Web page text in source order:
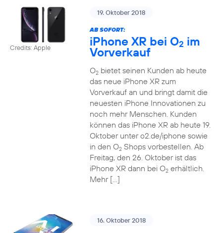
Credits: Apple
19. Oktober 2018
AB SOFORT:
iPhone XR bei O2 im
Vorverkauf
O2bietet seinen Kunden ab heute
das neue iPhone XR zum
Vorverkauf an und bringt damit die
neuesten iPhone Innovationen zu
noch mehr Menschen. Kunden
können das iPhone XR ab heute 19.
Oktober unter o2.de/iphone sowie
in den O2Shops vorbestellen. Ab
Freitag, den 26. Oktober ist das
iPhone XR dann bei O2erhältlich.
Mehr […]
16. Oktober 2018